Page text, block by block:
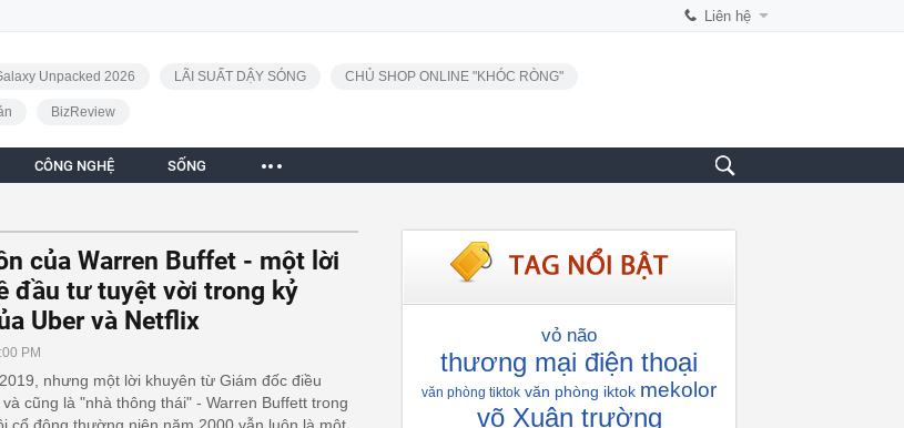
Liên hệ
Unpacked 2026 LÃI SUẤT DẬY SÓNG CHỦ SHOP ONLINE "KHÓC RÒNG"
BizReview
CÔNG NGHỆ SỐNG
của Warren Buffet - một lời
đầu tư tuyệt vời trong kỷ
Uber và Netflix
PM
nhưng một lời khuyên từ Giám đốc điều
cũng là "nhà thông thái" - Warren Buffett trong
vỏ não
thương mại điện thoại
văn phòng tiktok văn phòng iktok mekolor
võ Xuân trường